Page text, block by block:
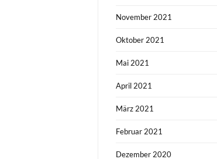
November 2021
Oktober 2021
Mai 2021
April 2021
März 2021
Februar 2021
Dezember 2020